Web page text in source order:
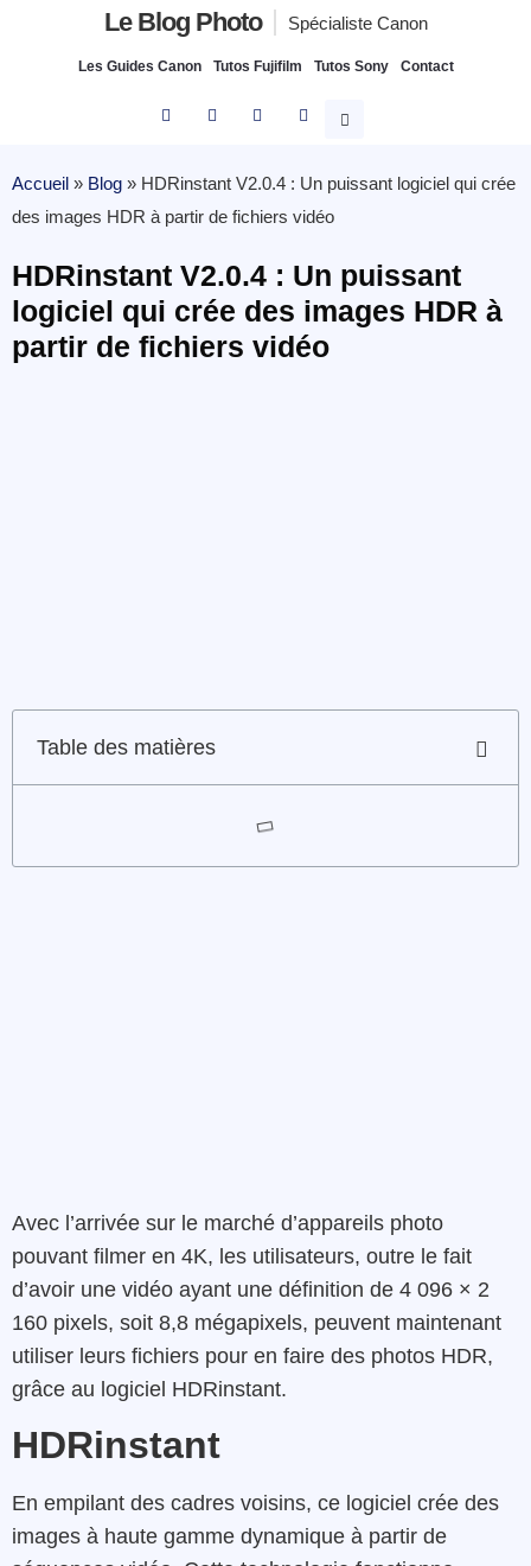
Le Blog Photo Spécialiste Canon
Les Guides Canon Tutos Fujifilm Tutos Sony Contact
Accueil » Blog » HDRinstant V2.0.4 : Un puissant logiciel qui crée
des images HDR à partir de fichiers vidéo
HDRinstant V2.0.4 : Un puissant
logiciel qui crée des images HDR à
partir de fichiers vidéo
Table des matières
Avec l’arrivée sur le marché d’appareils photo
pouvant filmer en 4K, les utilisateurs, outre le fait
d’avoir une vidéo ayant une définition de 4 096 × 2
160 pixels, soit 8,8 mégapixels, peuvent maintenant
utiliser leurs fichiers pour en faire des photos HDR,
grâce au logiciel HDRinstant.
HDRinstant
En empilant des cadres voisins, ce logiciel crée des
images à haute gamme dynamique à partir de